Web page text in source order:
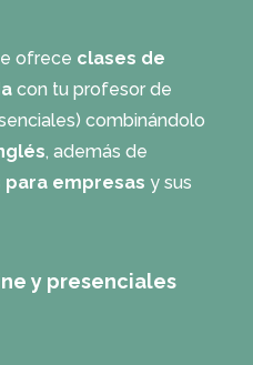
ofrece clases de
con tu profesor de
combinándolo
, además de
empresas y sus
y presenciales